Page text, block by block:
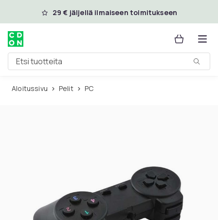
Ohita ja siirry pääsisältöön
29 € jäljellä ilmaiseen toimitukseen
Etsi tuotteita
Aloitussivu Pelit PC